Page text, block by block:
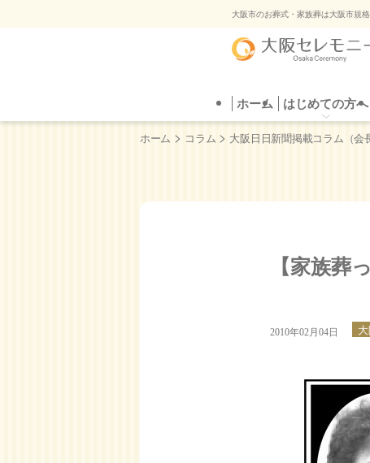
大阪市のお葬式・家族葬は大阪市規
ホーム はじめての方へ
はじめての方へ
葬儀プラン 直葬
ご葬
葬儀場を探す 自
ホーム > コラム > 大阪日日新聞掲載コラム（会
【家族
2010年02月04日